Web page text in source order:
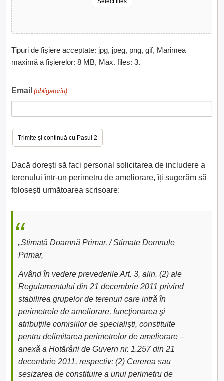
Tipuri de fișiere acceptate: jpg, jpeg, png, gif, Marimea
maximă a fișierelor: 8 MB, Max. files: 3.
Email (obligatoriu)
Dacă dorești să faci personal solicitarea de includere a
terenului într-un perimetru de ameliorare, îți sugerăm să
folosești următoarea scrisoare:
„Stimată Doamnă Primar, / Stimate Domnule
Primar,
Având în vedere prevederile Art. 3, alin. (2) ale
Regulamentului din 21 decembrie 2011 privind
stabilirea grupelor de terenuri care intră în
perimetrele de ameliorare, funcţionarea şi
atribuţiile comisiilor de specialişti, constituite
pentru delimitarea perimetrelor de ameliorare –
anexă a Hotărârii de Guvern nr. 1.257 din 21
decembrie 2011, respectiv: (2) Cererea sau
sesizarea de constituire a unui perimetru de